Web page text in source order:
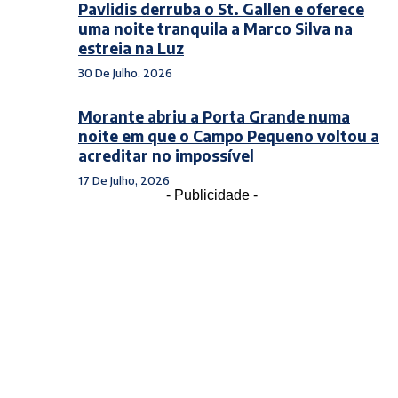
Pavlidis derruba o St. Gallen e oferece
uma noite tranquila a Marco Silva na
estreia na Luz
30 De Julho, 2026
Morante abriu a Porta Grande numa
noite em que o Campo Pequeno voltou a
acreditar no impossível
17 De Julho, 2026
- Publicidade -